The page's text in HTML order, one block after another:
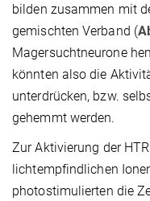
bilden zusammen mit
gemischten Verband (
Magersuchtneurone
könnten also die
unterdrücken, bzw.
gehemmt werden.
Zur Aktivierung der
lichtempfindlichen
photostimulierten die